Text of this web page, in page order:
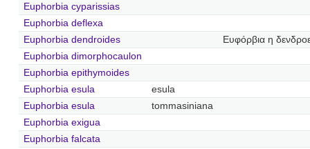
Euphorbia cyparissias
Euphorbia deflexa
Euphorbia dendroides
Ευφόρβια η
Euphorbia dimorphocaulon
Euphorbia epithymoides
Euphorbia esula
esula
Euphorbia esula
tommasiniana
Euphorbia exigua
Euphorbia falcata